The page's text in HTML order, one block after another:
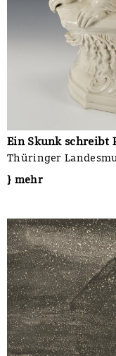
Ein Skunk schreibt
Thüringer
} mehr